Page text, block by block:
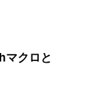
マクロと